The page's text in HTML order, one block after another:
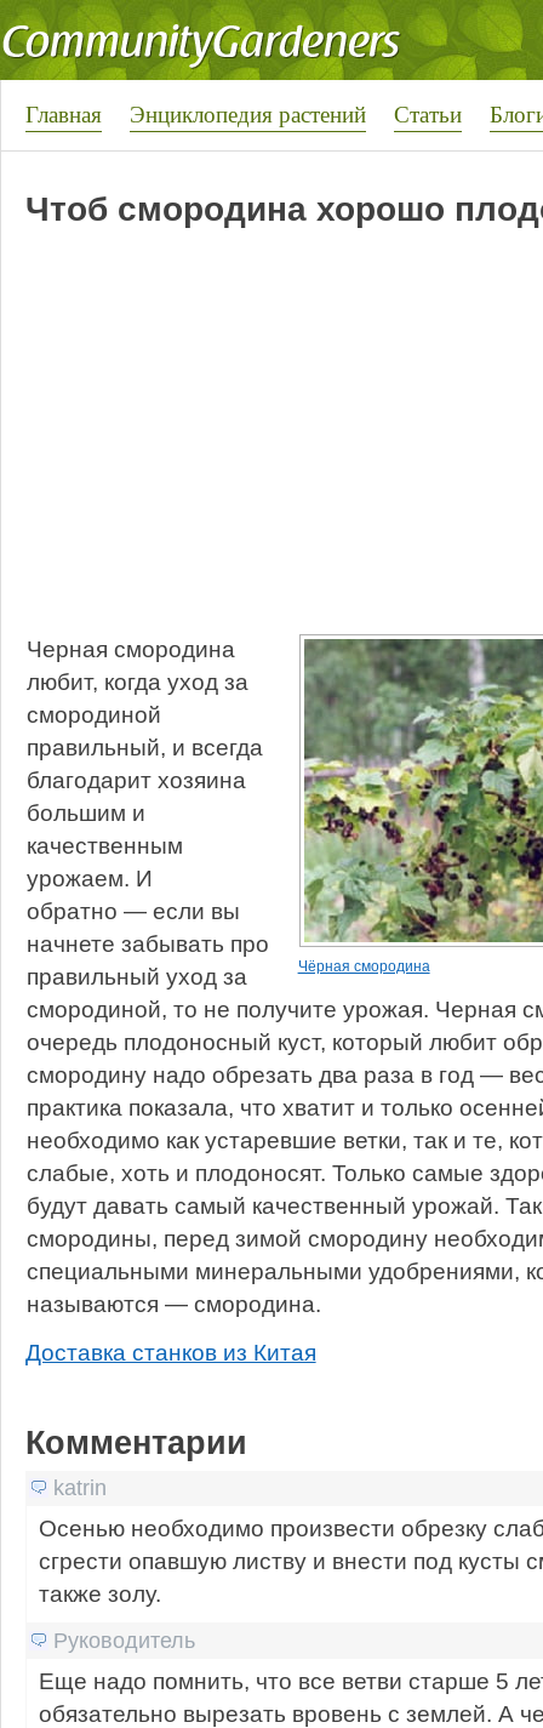
Главная Энциклопедия растений Статьи
Чтоб смородина хорошо
Чёрная смородина
Черная смородина
любит, когда уход за
смородиной
правильный, и всегда
благодарит хозяина
большим и
качественным
урожаем. И
обратно — если вы
начнете забывать про
правильный уход за
смородиной, то не получите урожая. Черная
очередь плодоносный куст, который любит
смородину надо обрезать два раза в год —
практика показала, что хватит и только
необходимо как устаревшие ветки, так и те,
слабые, хоть и плодоносят. Только самые
будут давать самый качественный урожай.
смородины, перед зимой смородину
специальными минеральными удобрениями,
называются — смородина.
Доставка станков из Китая
Комментарии
katrin
Осенью необходимо произвести обрезку
сгрести опавшую листву и внести под кусты
также золу.
Руководитель
Еще надо помнить, что все ветви старше 5
обязательно вырезать вровень с землей. А